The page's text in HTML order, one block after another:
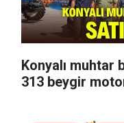
Konyalı muhtar
313 beygir